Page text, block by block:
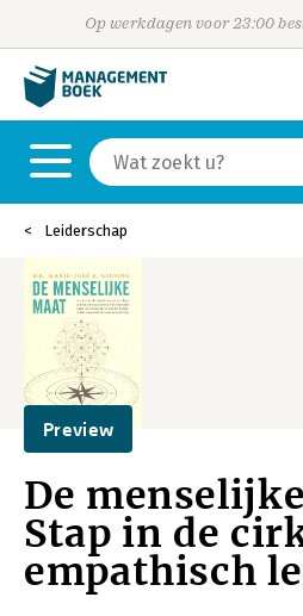
Op werkdagen voor 23:00
Leiderschap
Preview
De
Stap in de
empathisch